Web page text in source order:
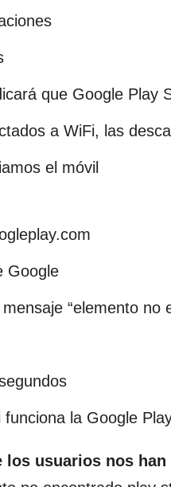
que Google Play
a WiFi, las
el móvil
Google
“elemento no
la Google
usuarios nos